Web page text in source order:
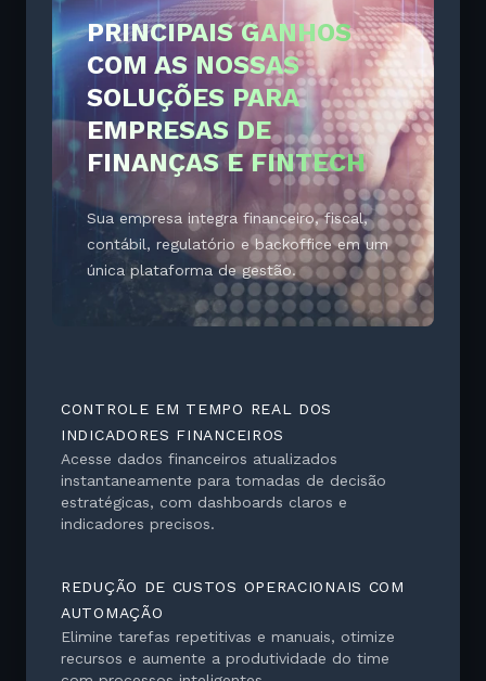
riscos e fortalece a capacidade de tomar decisões
em tempo real, sempre com base em dados
confiáveis.
PRINCIPAIS GANHOS
COM AS NOSSAS
SOLUÇÕES PARA
EMPRESAS DE
FINANÇAS E FINTECH
Sua empresa integra financeiro, fiscal,
contábil, regulatório e backoffice em um
única plataforma de gestão.
CONTROLE EM TEMPO REAL DOS
INDICADORES FINANCEIROS
Acesse dados financeiros atualizados
instantaneamente para tomadas de decisão
estratégicas, com dashboards claros e
indicadores precisos.
REDUÇÃO DE CUSTOS OPERACIONAIS COM
AUTOMAÇÃO
Elimine tarefas repetitivas e manuais, otimize
recursos e aumente a produtividade do time